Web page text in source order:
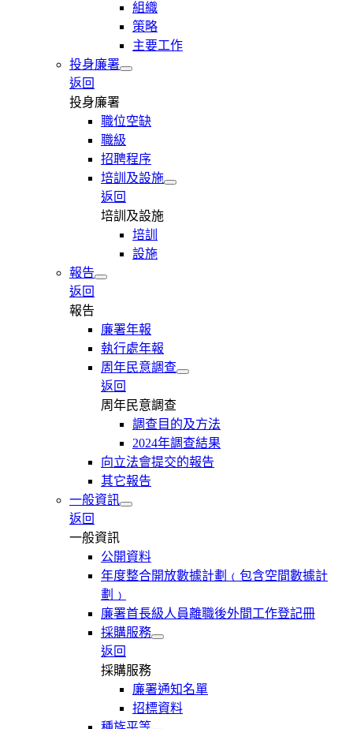
組織
策略
主要工作
投身廉署
返回
投身廉署
職位空缺
職級
招聘程序
培訓及設施
返回
培訓及設施
培訓
設施
報告
返回
報告
廉署年報
執行處年報
周年民意調查
返回
周年民意調查
調查目的及方法
2024年調查結果
向立法會提交的報告
其它報告
一般資訊
返回
一般資訊
公開資料
年度整合開放數據計劃﹙包含空間數據計
劃﹚
廉署首長級人員離職後外間工作登記冊
採購服務
返回
採購服務
廉署通知名單
招標資料